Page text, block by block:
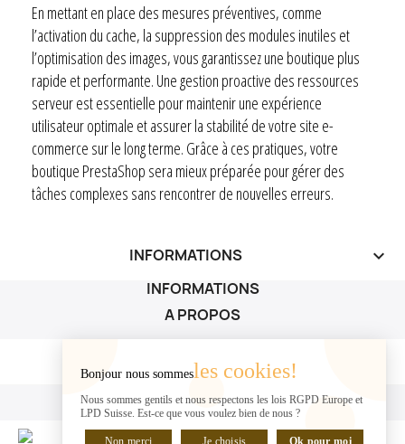
En mettant en place des mesures préventives, comme
l’activation du cache, la suppression des modules inutiles et
l’optimisation des images, vous garantissez une boutique plus
rapide et performante. Une gestion proactive des ressources
serveur est essentielle pour maintenir une expérience
utilisateur optimale et assurer la stabilité de votre site e-
commerce sur le long terme. Grâce à ces pratiques, votre
boutique PrestaShop sera mieux préparée pour gérer des
tâches complexes sans rencontrer de nouvelles erreurs.
INFORMATIONS keyboard_arrow_down
INFORMATIONS
A PROPOS
A PROPOS
VOTRE COMPTE
Bonjour nous sommesles cookies!
Nous sommes gentils et nous respectons les lois RGPD Europe et
LPD Suisse. Est-ce que vous voulez bien de nous ?
Non merci Je choisis Ok pour moi